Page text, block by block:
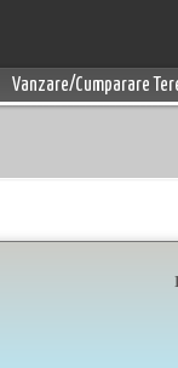
Vanzare/Cumparare